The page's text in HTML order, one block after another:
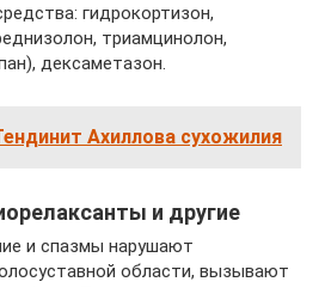
гидрокортизон,
триамцинолон,
дексаметазон.
Ахиллова сухожилия
и другие
и спазмы нарушают
области, вызывают